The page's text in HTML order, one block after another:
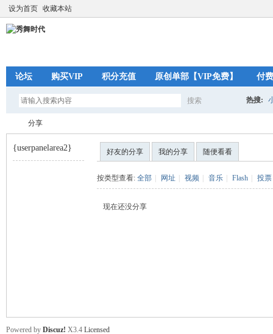
设为首页 收藏本站
论坛 购买VIP 积分充值 原创单部【VIP免费】 付
搜索 热搜:
分享
{userpanelarea2} 好友的分享 我的分享 随便看看
按类型查看: 全部 网址 视频 音乐 Flash 投票
现在还没分享
Powered by Discuz! X3.4 Licensed